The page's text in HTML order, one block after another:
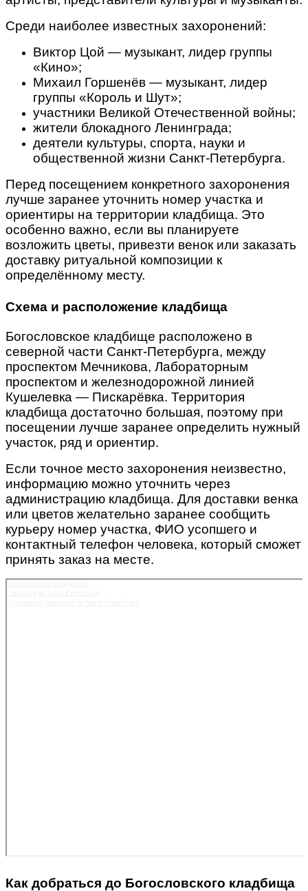
Среди наиболее известных захоронений:
Виктор Цой — музыкант, лидер группы
«Кино»;
Михаил Горшенёв — музыкант, лидер
группы «Король и Шут»;
участники Великой Отечественной войны;
жители блокадного Ленинграда;
деятели культуры, спорта, науки и
общественной жизни Санкт-Петербурга.
Перед посещением конкретного захоронения
лучше заранее уточнить номер участка и
ориентиры на территории кладбища. Это
особенно важно, если вы планируете
возложить цветы, привезти венок или заказать
доставку ритуальной композиции к
определённому месту.
Схема и расположение кладбища
Богословское кладбище расположено в
северной части Санкт-Петербурга, между
проспектом Мечникова, Лабораторным
проспектом и железнодорожной линией
Кушелевка — Пискарёвка. Территория
кладбища достаточно большая, поэтому при
посещении лучше заранее определить нужный
участок, ряд и ориентир.
Если точное место захоронения неизвестно,
информацию можно уточнить через
администрацию кладбища. Для доставки венка
или цветов желательно заранее сообщить
курьеру номер участка, ФИО усопшего и
контактный телефон человека, который сможет
принять заказ на месте.
Как добраться до Богословского кладбища